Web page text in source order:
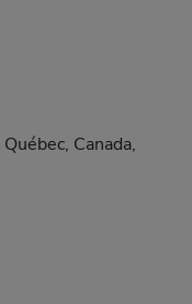
Canada,
s'ouvrira dans